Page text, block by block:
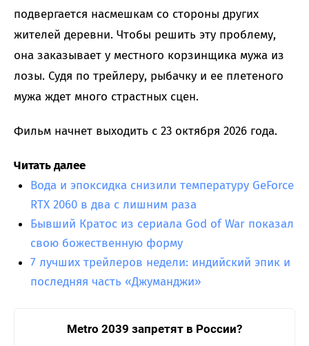
подвергается насмешкам со стороны других
жителей деревни. Чтобы решить эту проблему,
она заказывает у местного корзинщика мужа из
лозы. Судя по трейлеру, рыбачку и ее плетеного
мужа ждет много страстных сцен.
Фильм начнет выходить с 23 октября 2026 года.
Читать далее
Вода и эпоксидка снизили температуру GeForce
RTX 2060 в два с лишним раза
Бывший Кратос из сериала God of War показал
свою божественную форму
7 лучших трейлеров недели: индийский эпик и
последняя часть «Джуманджи»
Metro 2039 запретят в России?